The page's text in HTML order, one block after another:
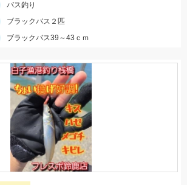
バス釣り
ブラックバス２匹
ブラックバス39～43ｃｍ